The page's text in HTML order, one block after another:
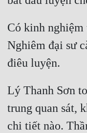
Cạnh Kỹ
Cổ Đại
Du Hí
Có kinh nghiệm
Nghiêm đại sư
Lý Thanh Sơn
trung quan sát,
chi tiết nào.